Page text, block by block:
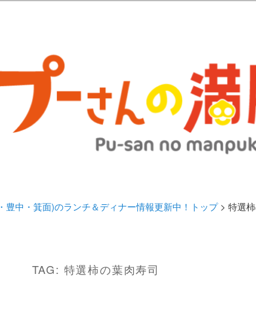
| 大阪(高槻・茨木・吹田・
チ＆ディナー情報更新中！
中・箕面)のランチ＆ディナー情報更新中！トップ> 特選
TAG: 特選柿の葉肉寿司